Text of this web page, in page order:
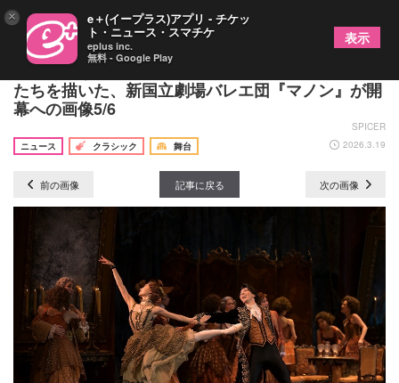
愛しあいながらもひたすら破滅へと落ちてゆく恋人
たちを描いた、新国立劇場バレエ団『マノン』が開
幕への画像5/6
SPICER
ニュース
クラシック 舞台 2026.3.19
前の画像 記事に戻る 次の画像
× e＋(イープラス)アプリ - チケッ
ト・ニュース・スマチケ
eplus inc.
無料 - Google Play
表示